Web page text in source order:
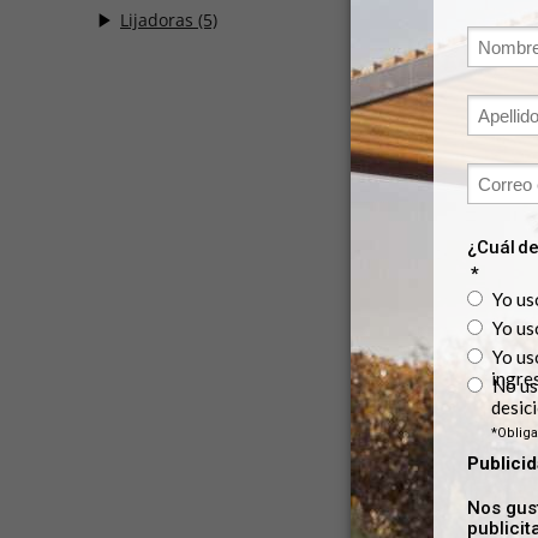
Lijadoras (5)
STEL401